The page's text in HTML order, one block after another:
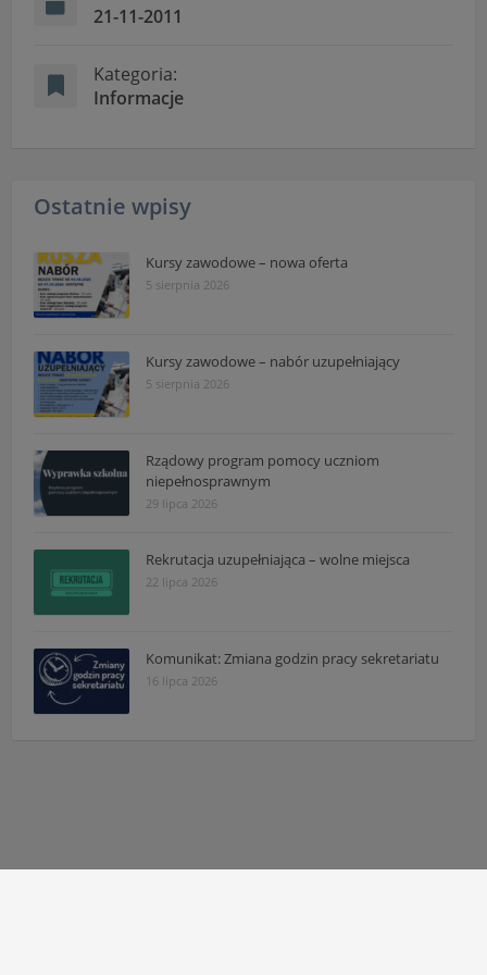
21-11-2011
Kategoria:
Informacje
Ostatnie wpisy
Kursy zawodowe – nowa oferta
5 sierpnia 2026
Kursy zawodowe – nabór uzupełniający
5 sierpnia 2026
Rządowy program pomocy uczniom
niepełnosprawnym
29 lipca 2026
Rekrutacja uzupełniająca – wolne miejsca
22 lipca 2026
Komunikat: Zmiana godzin pracy sekretariatu
16 lipca 2026